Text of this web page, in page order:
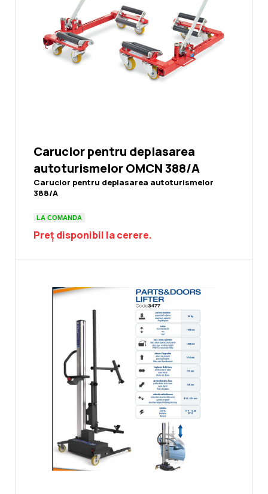
Carucior pentru deplasarea
autoturismelor OMCN 388/A
Carucior pentru deplasarea autoturismelor
388/A
LA COMANDA
Preț disponibil la cerere.